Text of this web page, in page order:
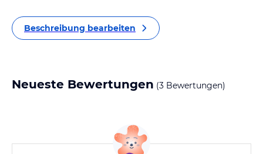
Beschreibung bearbeiten
Neueste Bewertungen (3 Bewertungen)